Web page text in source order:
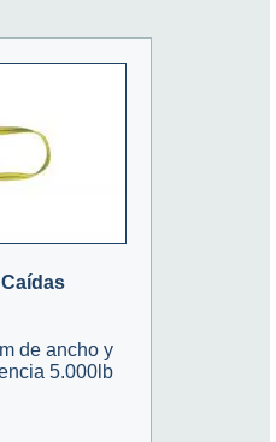
de ancho y
5.000lb